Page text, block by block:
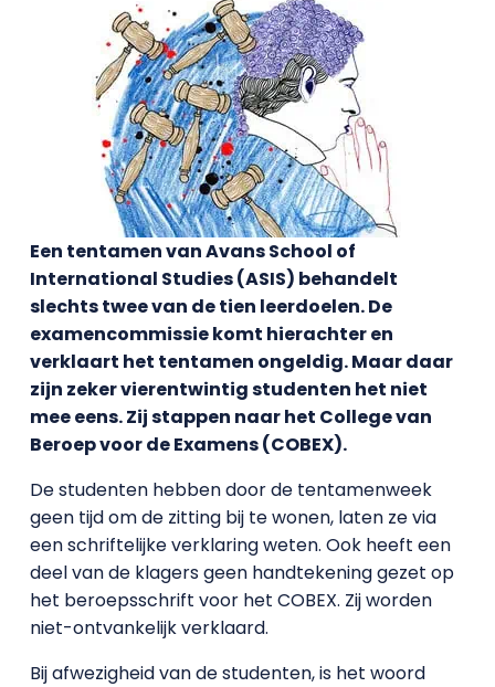
Een tentamen van Avans School of
International Studies (ASIS) behandelt
slechts twee van de tien leerdoelen. De
examencommissie komt hierachter en
verklaart het tentamen ongeldig. Maar daar
zijn zeker vierentwintig studenten het niet
mee eens. Zij stappen naar het College van
Beroep voor de Examens (COBEX).
De studenten hebben door de tentamenweek
geen tijd om de zitting bij te wonen, laten ze via
een schriftelijke verklaring weten. Ook heeft een
deel van de klagers geen handtekening gezet op
het beroepsschrift voor het COBEX. Zij worden
niet-ontvankelijk verklaard.
Bij afwezigheid van de studenten, is het woord